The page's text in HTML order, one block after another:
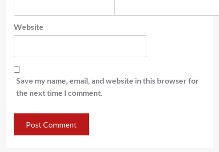
Website
Save my name, email, and website in this browser for
the next time I comment.